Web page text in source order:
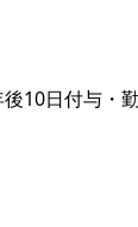
10日付与・